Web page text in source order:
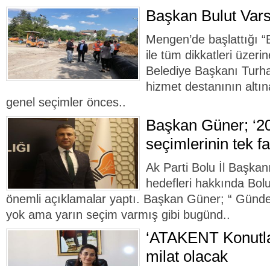
Başkan Bulut
Mengen’de başlattığı
ile tüm dikkatleri
Belediye Başkanı
hizmet destanının
genel seçimler önces..
Başkan Güner;
seçimlerinin tek
Ak Parti Bolu İl
hedefleri hakkında
önemli açıklamalar yaptı. Başkan Güner; “
yok ama yarın seçim varmış gibi bugünd..
‘ATAKENT
milat olacak